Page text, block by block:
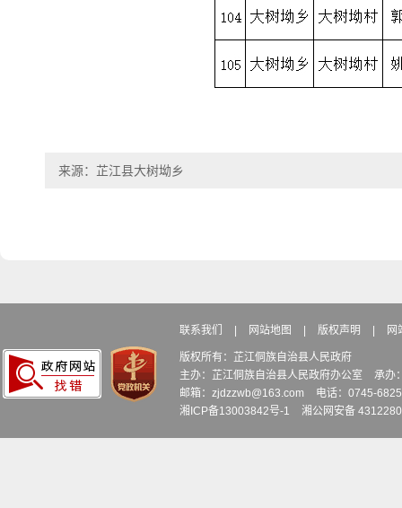
来源：芷江县大树坳乡
联系我们 网站地图 版权声明 网
版权所有：芷江侗族自治县人民政府
主办：芷江侗族自治县人民政府办公室
承办
邮箱：zjdzzwb@163.com
电话：0745-
湘ICP备13003842号-1
湘公网安备